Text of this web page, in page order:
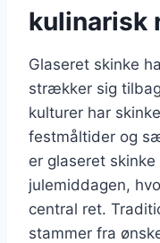
kulinarisk
Glaseret skinke
strækker sig
kulturer har
festmåltider og
er glaseret
julemiddagen,
central ret.
stammer fra